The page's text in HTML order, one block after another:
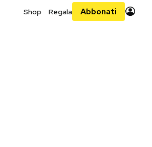
Shop Regala Abbonati